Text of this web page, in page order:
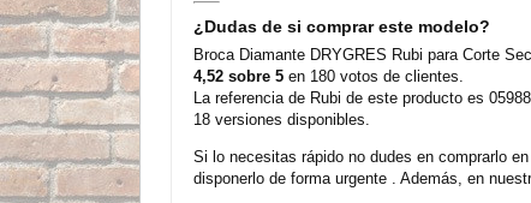
¿Dudas de si comprar este modelo?
Broca Diamante DRYGRES Rubi para Corte
4,52 sobre 5 en 180 votos de clientes.
La referencia de Rubi de este producto es
18 versiones disponibles.
Si lo necesitas rápido no dudes en comprarlo
disponerlo de forma urgente . Además, en